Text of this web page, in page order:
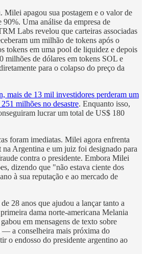
Milei apagou sua postagem e o valor de
Uma análise da empresa de
Labs revelou que carteiras associadas
um milhão de tokens após o
tokens em uma pool de liquidez e depois
milhões de dólares em tokens SOL e
para o colapso do preço da
mais de 13 mil investidores perderam um
milhões no desastre. Enquanto isso,
lucrar um total de US$ 180
foram imediatas. Milei agora enfrenta
na Argentina e um juiz foi designado para
contra o presidente. Embora Milei
dizendo que "não estava ciente dos
à sua reputação e ao mercado de
28 anos que ajudou a lançar tanto a
dama norte-americana Melania
em mensagens de texto sobre
a conselheira mais próxima do
o endosso do presidente argentino ao